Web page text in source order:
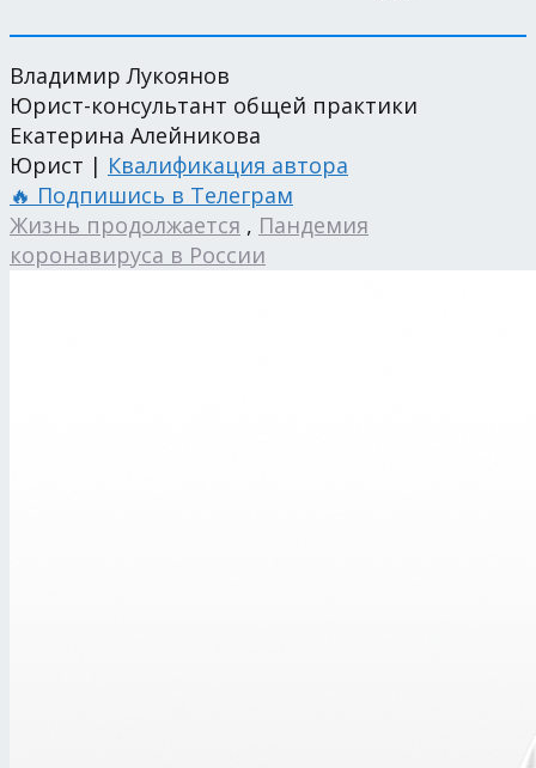
Владимир Лукоянов
Юрист-консультант общей практики
Екатерина Алейникова
Юрист | Квалификация автора
🔥 Подпишись в Телеграм
Жизнь продолжается , Пандемия
коронавируса в России